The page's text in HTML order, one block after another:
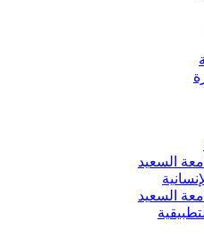
السعيد
السعيد